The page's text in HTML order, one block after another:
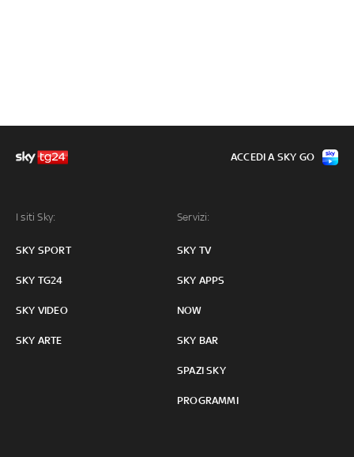
I siti Sky:
SKY SPORT
SKY TG24
SKY VIDEO
SKY ARTE
Servizi:
SKY TV
SKY APPS
NOW
SKY BAR
SPAZI SKY
PROGRAMMI
ACCEDI A SKY GO